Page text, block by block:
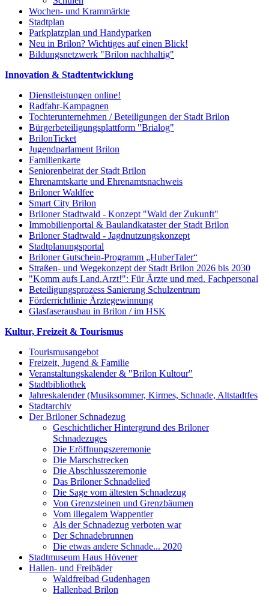
Wochen- und Krammärkte
Stadtplan
Parkplatzplan und Handyparken
Neu in Brilon? Wichtiges auf einen Blick!
Bildungsnetzwerk "Brilon nachhaltig"
Innovation & Stadtentwicklung
Dienstleistungen online!
Radfahr-Kampagnen
Tochterunternehmen / Beteiligungen der Stadt Brilon
Bürgerbeteiligungsplattform "Brialog"
BrilonTicket
Jugendparlament Brilon
Familienkarte
Seniorenbeirat der Stadt Brilon
Ehrenamtskarte und Ehrenamtsnachweis
Briloner Waldfee
Smart City Brilon
Briloner Stadtwald - Konzept "Wald der Zukunft"
Immobilienportal & Baulandkataster der Stadt Brilon
Briloner Stadtwald - Jagdnutzungskonzept
Stadtplanungsportal
Briloner Gutschein-Programm „HuberTaler“
Straßen- und Wegekonzept der Stadt Brilon 2026 bis 2030
"Komm aufs Land.Arzt!": Für Ärzte und med. Fachpersonal
Beteiligungsprozess Sanierung Schulzentrum
Förderrichtlinie Ärztegewinnung
Glasfaserausbau in Brilon / im HSK
Kultur, Freizeit & Tourismus
Tourismusangebot
Freizeit, Jugend & Familie
Veranstaltungskalender & "Brilon Kultour"
Stadtbibliothek
Jahreskalender (Musiksommer, Kirmes, Schnade, Altstadtfes
Stadtarchiv
Der Briloner Schnadezug
Geschichtlicher Hintergrund des Briloner
Schnadezuges
Die Eröffnungszeremonie
Die Marschstrecken
Die Abschlusszeremonie
Das Briloner Schnadelied
Die Sage vom ältesten Schnadezug
Von Grenzsteinen und Grenzbäumen
Vom illegalem Wappentier
Als der Schnadezug verboten war
Der Schnadebrunnen
Die etwas andere Schnade... 2020
Stadtmuseum Haus Hövener
Hallen- und Freibäder
Waldfreibad Gudenhagen
Hallenbad Brilon